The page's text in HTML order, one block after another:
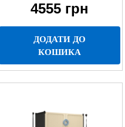
4555 грн
ДОДАТИ ДО
КОШИКА